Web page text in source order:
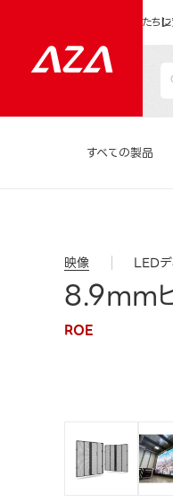
私たち
すべての製品
映像 LEDデ
8.9mm
ROE